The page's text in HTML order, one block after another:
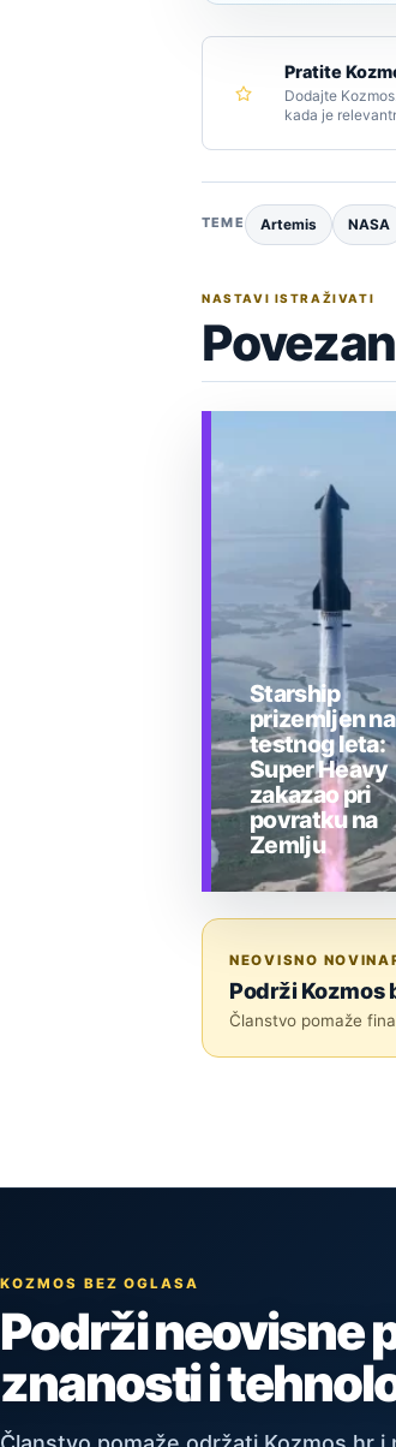
Pratite
Dodajte
kada je
TEME Artemis NASA
NASTAVI ISTRAŽIVATI
Starship
prizemljen
testnog leta:
Super Heavy
zakazao pri
povratku na
Zemlju
NEOVISNO
Podrži Kozmos
Članstvo pomaže
KOZMOS BEZ OGLASA
Podrži neovisne
znanosti i